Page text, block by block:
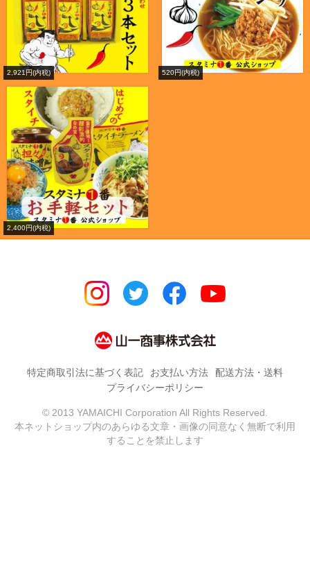
2,921円(内税) 520円(内税)
2,400円(内税)
特定商取引法に基づく表記 お支払い方法
配送方法・送料
プライバシーポリシー
© 2013 YAMAICHI Corporation All Rights Reserved.
本ネットショップ内のあらゆる文章・画像の同意なく無断で利用
することを禁止します